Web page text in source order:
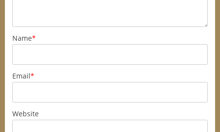
Name*
Email*
Website